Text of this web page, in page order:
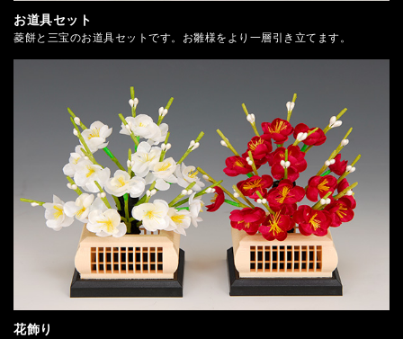
お道具セット
菱餅と三宝のお道具セットです。お雛様をより一層引き立てます。
花飾り